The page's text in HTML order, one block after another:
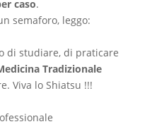
caso.
semaforo, leggo:
di studiare, di praticare
Tradizionale
Viva lo Shiatsu !!!